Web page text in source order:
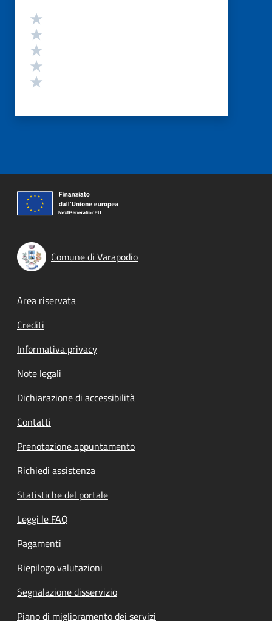
Valutazione
Comune di Varapodio
Footer menu
Area riservata
Crediti
Informativa privacy
Note legali
Dichiarazione di accessibilità
Contatti
Prenotazione appuntamento
Richiedi assistenza
Statistiche del portale
Leggi le FAQ
Pagamenti
Riepilogo valutazioni
Segnalazione disservizio
Piano di miglioramento dei servizi